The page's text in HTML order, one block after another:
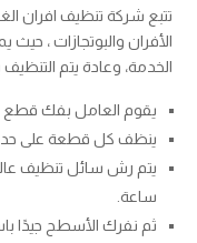
تتبع شركة تنظيف افران
الأفران والبوتجازات ،
الخدمة، وعادة يتم التنظيف
يقوم العامل بفك قطع
ينظف كل قطعة على
يتم رش سائل تنظيف
ساعة.
ثم نفرك الأسطح جيدًا